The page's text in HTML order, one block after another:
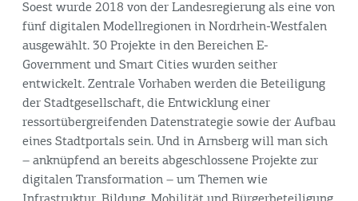
Soest wurde 2018 von der Landesregierung als eine von
fünf digitalen Modellregionen in Nordrhein-Westfalen
ausgewählt. 30 Projekte in den Bereichen E-
Government und Smart Cities wurden seither
entwickelt. Zentrale Vorhaben werden die Beteiligung
der Stadtgesellschaft, die Entwicklung einer
ressortübergreifenden Datenstrategie sowie der Aufbau
eines Stadtportals sein. Und in Arnsberg will man sich
– anknüpfend an bereits abgeschlossene Projekte zur
digitalen Transformation – um Themen wie